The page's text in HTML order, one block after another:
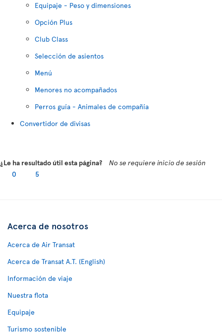
Equipaje - Peso y dimensiones
Opción Plus
Club Class
Selección de asientos
Menú
Menores no acompañados
Perros guía - Animales de compañía
Convertidor de divisas
¿Le ha resultado útil esta página?
No se requiere inicio de sesión
0
5
Acerca de nosotros
Acerca de Air Transat
Acerca de Transat A.T. (English)
Información de viaje
Nuestra flota
Equipaje
Turismo sostenible